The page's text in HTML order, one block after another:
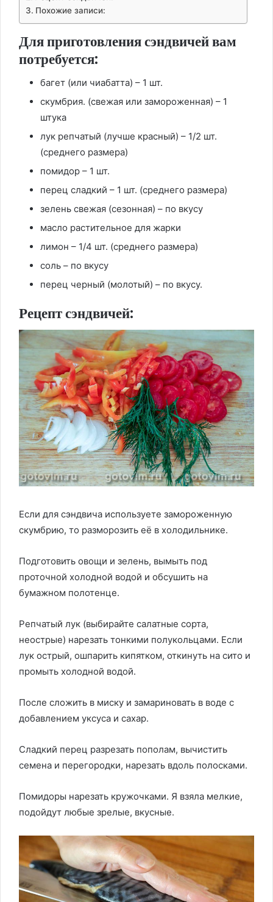
Похожие записи:
Для приготовления сэндвичей вам
потребуется:
багет (или чиабатта) – 1 шт.
скумбрия. (свежая или замороженная) – 1
штука
лук репчатый (лучше красный) – 1/2 шт.
(среднего размера)
помидор – 1 шт.
перец сладкий – 1 шт. (среднего размера)
зелень свежая (сезонная) – по вкусу
масло растительное для жарки
лимон – 1/4 шт. (среднего размера)
соль – по вкусу
перец черный (молотый) – по вкусу.
Рецепт сэндвичей:
Если для сэндвича используете замороженную
скумбрию, то разморозить её в холодильнике.
Подготовить овощи и зелень, вымыть под
проточной холодной водой и обсушить на
бумажном полотенце.
Репчатый лук (выбирайте салатные сорта,
неострые) нарезать тонкими полукольцами. Если
лук острый, ошпарить кипятком, откинуть на сито и
промыть холодной водой.
После сложить в миску и замариновать в воде с
добавлением уксуса и сахар.
Сладкий перец разрезать пополам, вычистить
семена и перегородки, нарезать вдоль полосками.
Помидоры нарезать кружочками. Я взяла мелкие,
подойдут любые зрелые, вкусные.